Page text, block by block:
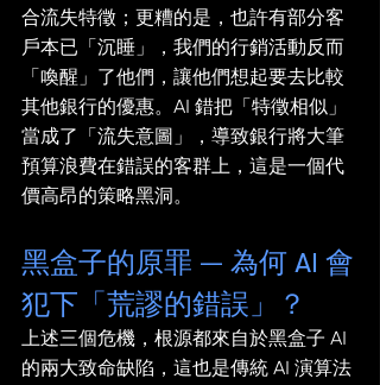
合流失特徵；更糟的是，也許有部分客
戶本已「沉睡」，我們的行銷活動反而
「喚醒」了他們，讓他們想起要去比較
其他銀行的優惠。AI 錯把「特徵相似」
當成了「流失意圖」，導致銀行將大筆
預算浪費在錯誤的客群上，這是一個代
價高昂的策略黑洞。
黑盒子的原罪 — 為何 AI 會
犯下「荒謬的錯誤」？
上述三個危機，根源都來自於黑盒子 AI
的兩大致命缺陷，這也是傳統 AI 演算法